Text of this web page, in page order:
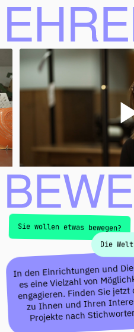
Ehrenamt bewegt
Sie wollen etwas bewegen?
Die
In den Einrichtungen und
es eine Vielzahl von
engagieren. Finden Sie
zu Ihnen und Ihren
Projekte nach